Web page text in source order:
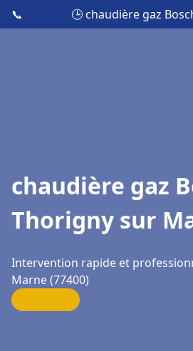
📞 🕒 chaudière gaz
chaudière gaz
Thorigny sur
Intervention rapide et
Marne (77400)